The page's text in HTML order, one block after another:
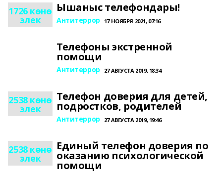
1726 көнө
элек
Ышаныс телефондары!
Антитеррор 17 НОЯБРЯ 2021, 07:16
Телефоны экстренной
помощи
Антитеррор 27 АВГУСТА 2019, 18:34
2538 көнө
элек
Телефон доверия для детей,
подростков, родителей
Антитеррор 27 АВГУСТА 2019, 19:46
2538 көнө
элек
Единый телефон доверия по
оказанию психологической
помощи